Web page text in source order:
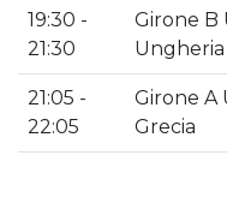
19:30 -
21:30
Girone B
Ungheria
21:05 -
22:05
Girone A
Grecia